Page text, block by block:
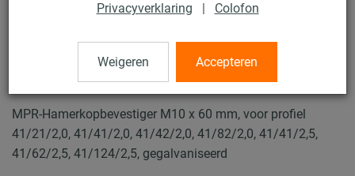
Privacyverklaring | Colofon
Weigeren Accepteren
7 / 73
MPR Hamerkopbevestigers
MPR-Hamerkopbevestiger M10 x 60 mm, voor profiel
41/21/2,0, 41/41/2,0, 41/42/2,0, 41/82/2,0, 41/41/2,5,
41/62/2,5, 41/124/2,5, gegalvaniseerd